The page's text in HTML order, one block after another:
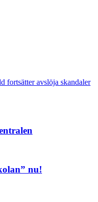
fortsätter avslöja skandaler
nu!